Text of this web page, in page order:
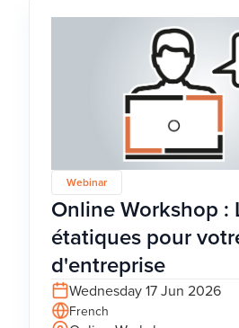
Webinar
Online Workshop :
étatiques pour
d'entreprise
Wednesday 17 Jun 2026
French